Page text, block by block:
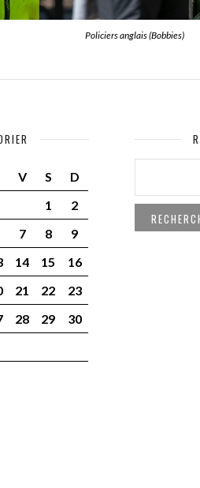
Policiers anglais (Bobbies)
V S
D
1
2
7 8
9
14 15
16
21 22
23
28 29
30